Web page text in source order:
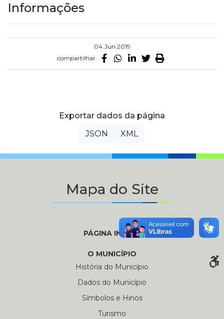
Informações
04.Jun.2019
compartilhar:
Exportar dados da página
JSON
XML
Mapa do Site
PÁGINA INICIAL
O MUNICÍPIO
História do Município
Dados do Município
Símbolos e Hinos
Turismo